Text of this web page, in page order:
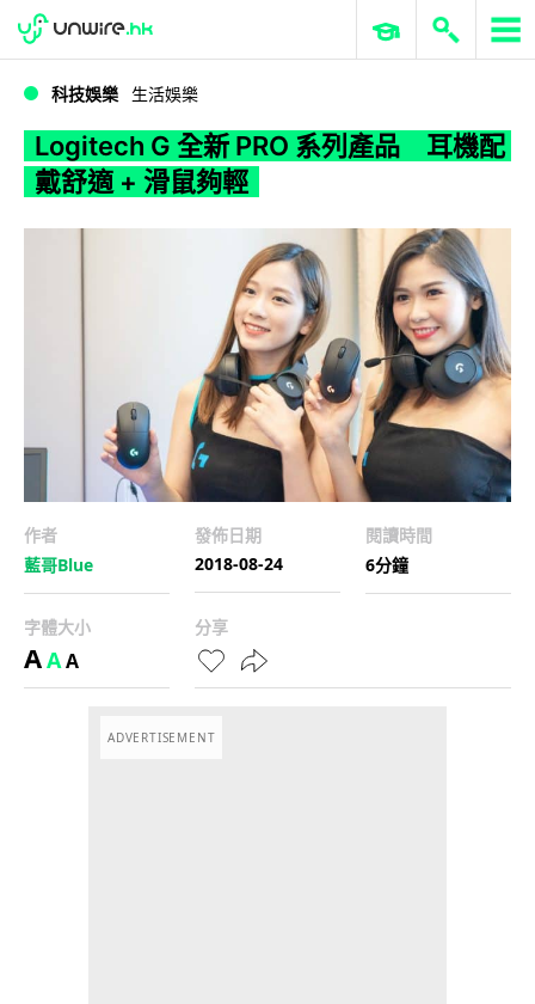
WWDC 2026 ERP 與商業 AI
科技娛樂 生活娛樂
Logitech G 全新 PRO 系列產品 耳機配
戴舒適 + 滑鼠夠輕
作者
藍哥Blue
發佈日期
2018-08-24
閱讀時間
6分鐘
字體大小
AAA
分享
ADVERTISEMENT